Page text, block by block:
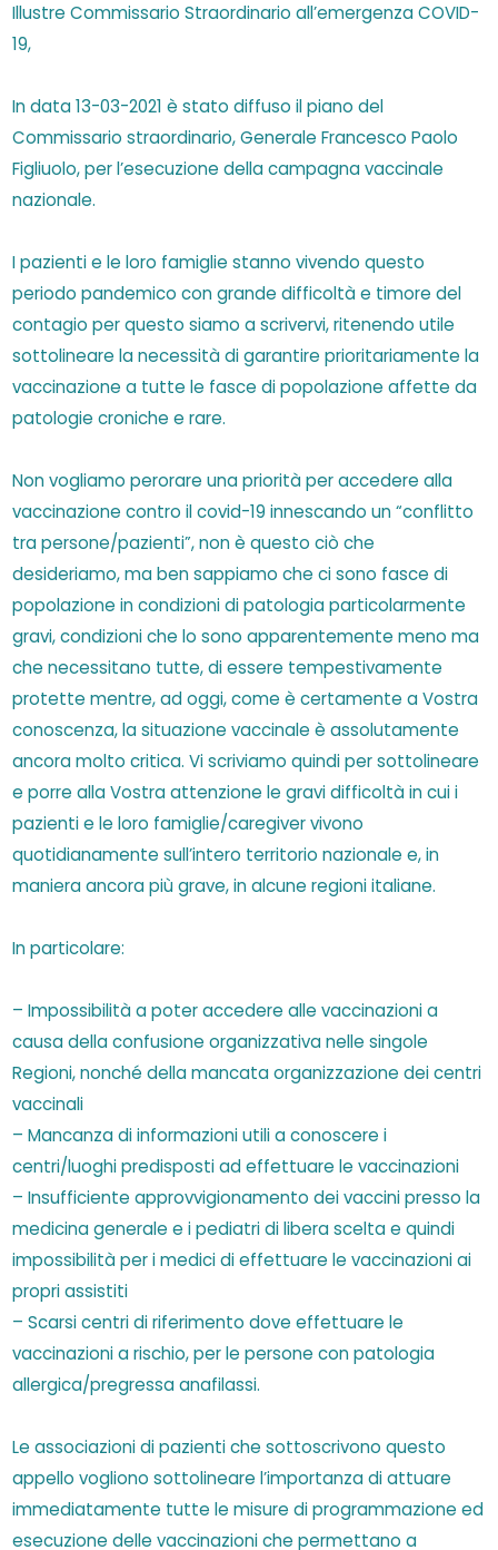
Illustre Commissario Straordinario all’emergenza COVID-
19,
In data 13-03-2021 è stato diffuso il piano del
Commissario straordinario, Generale Francesco Paolo
Figliuolo, per l’esecuzione della campagna vaccinale
nazionale.
I pazienti e le loro famiglie stanno vivendo questo
periodo pandemico con grande difficoltà e timore del
contagio per questo siamo a scrivervi, ritenendo utile
sottolineare la necessità di garantire prioritariamente la
vaccinazione a tutte le fasce di popolazione affette da
patologie croniche e rare.
Non vogliamo perorare una priorità per accedere alla
vaccinazione contro il covid-19 innescando un “conflitto
tra persone/pazienti”, non è questo ciò che
desideriamo, ma ben sappiamo che ci sono fasce di
popolazione in condizioni di patologia particolarmente
gravi, condizioni che lo sono apparentemente meno ma
che necessitano tutte, di essere tempestivamente
protette mentre, ad oggi, come è certamente a Vostra
conoscenza, la situazione vaccinale è assolutamente
ancora molto critica. Vi scriviamo quindi per sottolineare
e porre alla Vostra attenzione le gravi difficoltà in cui i
pazienti e le loro famiglie/caregiver vivono
quotidianamente sull’intero territorio nazionale e, in
maniera ancora più grave, in alcune regioni italiane.
In particolare:
– Impossibilità a poter accedere alle vaccinazioni a
causa della confusione organizzativa nelle singole
Regioni, nonché della mancata organizzazione dei centri
vaccinali
– Mancanza di informazioni utili a conoscere i
centri/luoghi predisposti ad effettuare le vaccinazioni
– Insufficiente approvvigionamento dei vaccini presso la
medicina generale e i pediatri di libera scelta e quindi
impossibilità per i medici di effettuare le vaccinazioni ai
propri assistiti
– Scarsi centri di riferimento dove effettuare le
vaccinazioni a rischio, per le persone con patologia
allergica/pregressa anafilassi.
Le associazioni di pazienti che sottoscrivono questo
appello vogliono sottolineare l’importanza di attuare
immediatamente tutte le misure di programmazione ed
esecuzione delle vaccinazioni che permettano a